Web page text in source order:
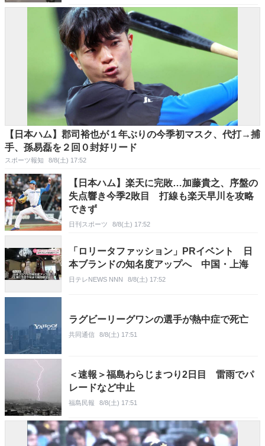
【日本ハム】郡司裕也が１年ぶりの今季初マスク、代打→捕
手、孫易磊を２回０封好リード
スポーツ報知 8/8(土) 17:52
【日本ハム】楽天に完敗…加藤貴之、序盤の
失点響き今季2敗目 打線も楽天早川を攻略
できず
日刊スポーツ 8/8(土) 17:52
「ロリータファッション」PRイベント 日
本ブランドの知名度アップへ 中国・上海
日テレNEWS NNN 8/8(土) 17:52
ラグビーリーグワンの選手が熱中症で死亡
共同通信 8/8(土) 17:51
＜速報＞福島わらじまつり2日目 雷雨でパ
レードなど中止
福島民報 8/8(土) 17:51